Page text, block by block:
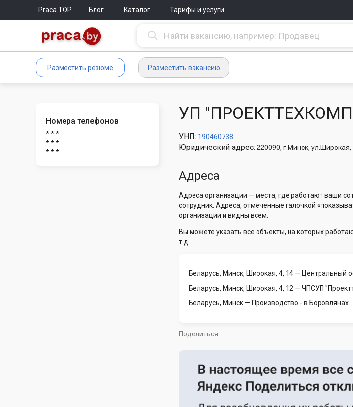
Praca.TOP Блог Каталог Тарифы и услуги
Разместить резюме Разместить вакансию
Номера телефонов
* * *
* * *
* * *
УП
УНП: 190460738
Юридический адрес: 220090, г.Минск, ул.Широкая,
Адреса
Адреса организации — места, где работают ваши
сотрудник. Адреса, отмеченные галочкой
организации и видны всем.
Вы можете указать все объекты, на которых
т.д.
Беларусь, Минск, Широкая, 4, 14 — Центральный
Беларусь, Минск, Широкая, 4, 12 — ЧПСУП
Беларусь, Минск — Производство - в Боровлянах
Поделиться: